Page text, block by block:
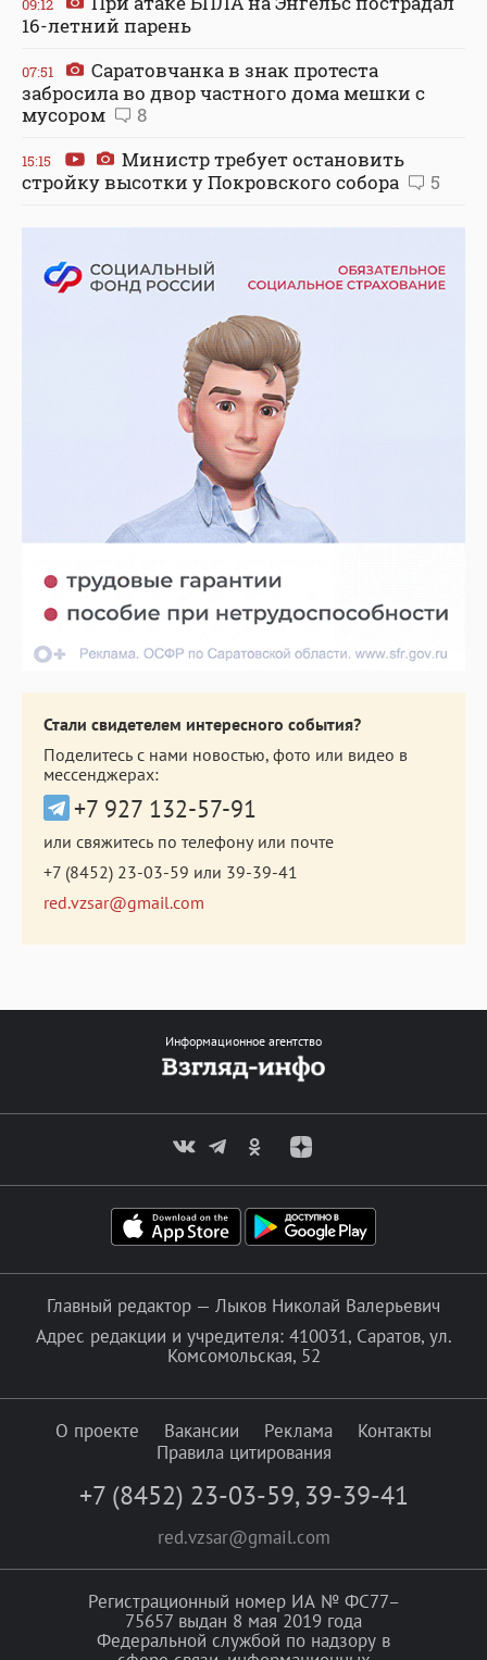
16-летний парень
07:51
Саратовчанка в знак протеста
забросила во двор частного дома мешки с
мусором
8
15:15
Министр требует остановить
стройку высотки у Покровского собора
5
Стали свидетелем интересного события?
Поделитесь с нами новостью, фото или видео в
мессенджерах:
+7 927 132-57-91
или свяжитесь по телефону или почте
+7 (8452) 23-03-59 или 39-39-41
red.vzsar@gmail.com
Информационное агентство
Главный редактор — Лыков Николай Валерьевич
Адрес редакции и учредителя: 410031, Саратов, ул.
Комсомольская, 52
О проекте Вакансии Реклама
Контакты
Правила цитирования
+7 (8452) 23-03-59, 39-39-41
red.vzsar@gmail.com
Регистрационный номер ИА № ФС77–
75657 выдан 8 мая 2019 года
Федеральной службой по надзору в